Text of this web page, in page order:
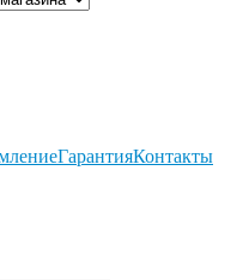
ГарантияКонтакты